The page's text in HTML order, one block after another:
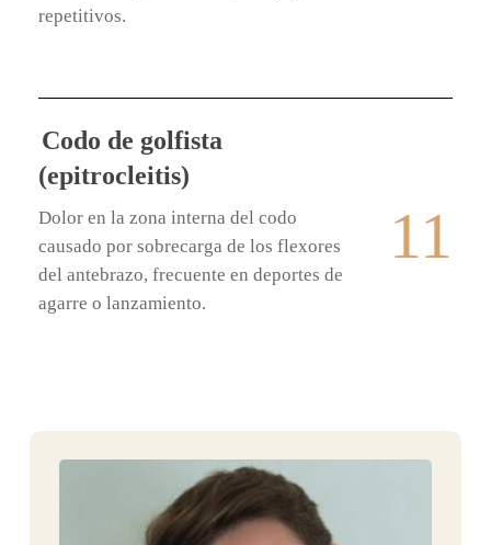
repetitivos.
Codo de golfista
(epitrocleitis)
Dolor en la zona interna del codo
causado por sobrecarga de los flexores
del antebrazo, frecuente en deportes de
agarre o lanzamiento.
11